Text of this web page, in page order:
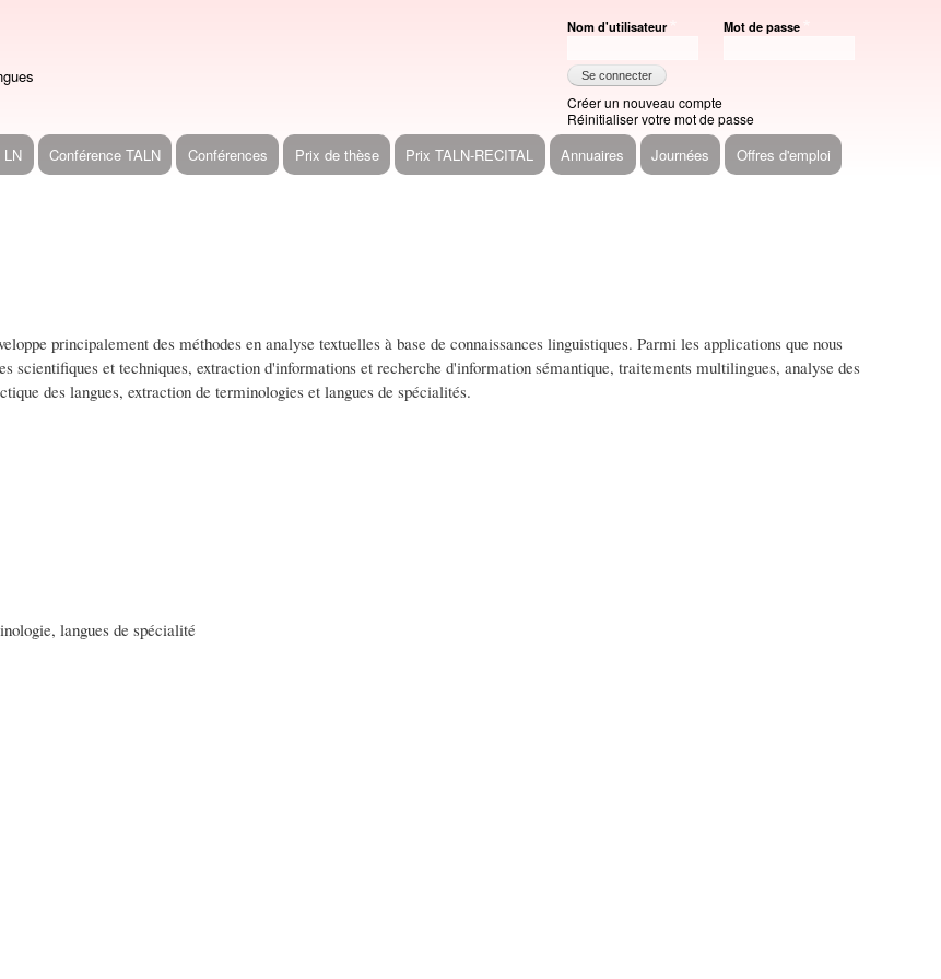
Nom d'utilisateur Mot de passe
Créer un nouveau compte
Réinitialiser votre mot de passe
LN Conférence TALN Conférences Prix de thèse Prix TALN-RECITAL Annuaires Journées Offres d'emploi
principalement des méthodes en analyse textuelles à base de connaissances linguistiques. Parmi les applications que nous
scientifiques et techniques, extraction d'informations et recherche d'information sémantique, traitements multilingues, analyse des
des langues, extraction de terminologies et langues de spécialités.
langues de spécialité